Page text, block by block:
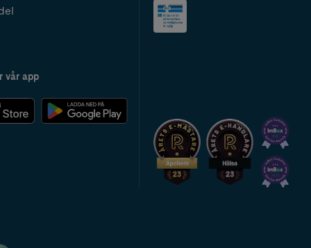
vår app
2024